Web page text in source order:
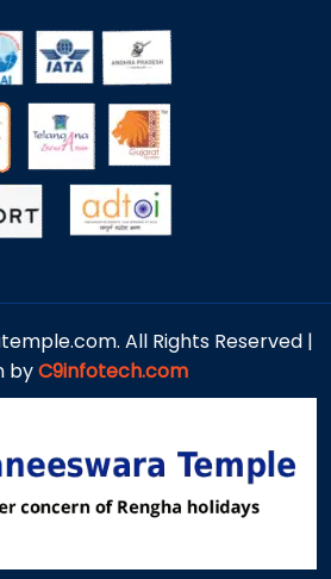
All Rights Reserved |
byC9infotech.com